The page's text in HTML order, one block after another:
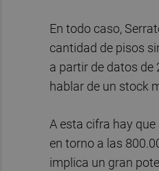
En todo caso,
cantidad de pisos
a partir de datos de
hablar de un stock
A esta cifra hay
en torno a las
implica un gran